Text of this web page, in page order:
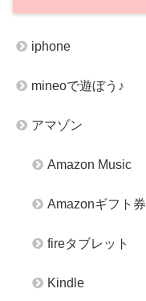
iphone
mineoで遊ぼう♪
アマゾン
Amazon Music
Amazonギフト券
fireタブレット
Kindle